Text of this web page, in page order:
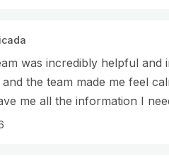
was incredibly helpful
the team made me feel
me all the information I